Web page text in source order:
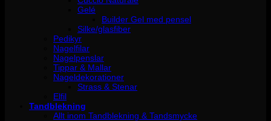
Gelé
Builder Gel med pensel
Silke/glasfiber
Pedikyr
Nagelfilar
Nagelpenslar
Tippar & Mallar
Nageldekorationer
Strass & Stenar
Elfil
Tandblekning
Allt inom Tandblekning & Tandsmycke